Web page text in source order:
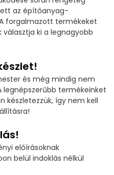
az építőanyag-
forgalmazott termékeket
ki a legnagyobb
és még mindig nem
legnépszerűbb termékeinket
készletezzük, így nem kell
előírásoknak
belül indoklás nélkül